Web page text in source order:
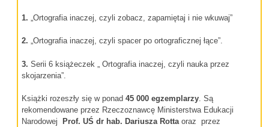
1. „Ortografia inaczej, czyli zobacz, zapamiętaj i nie wkuwaj”
2. „Ortografia inaczej, czyli spacer po ortograficznej łące”.
3. Serii 6 książeczek „ Ortografia inaczej, czyli nauka przez
skojarzenia”.
Książki rozeszły się w ponad45 000 egzemplarzy . Są
rekomendowane przez Rzeczoznawcę Ministerstwa Edukacji
NarodowejProf. UŚ dr hab. Dariusza Rotta oraz przez